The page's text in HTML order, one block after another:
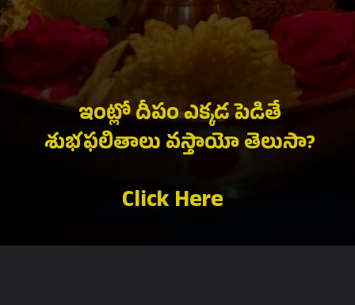
ఇంట్లో దీపం ఎక్కడ పెడితే
శుభఫలితాలు వస్తాయో తెలుసా?
Click Here